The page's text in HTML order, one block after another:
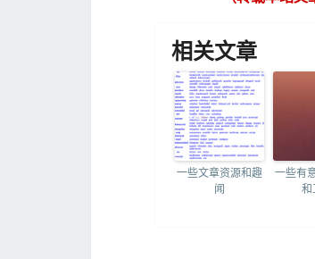
相关文章
一些文章资源和趣
闻
一些有
和